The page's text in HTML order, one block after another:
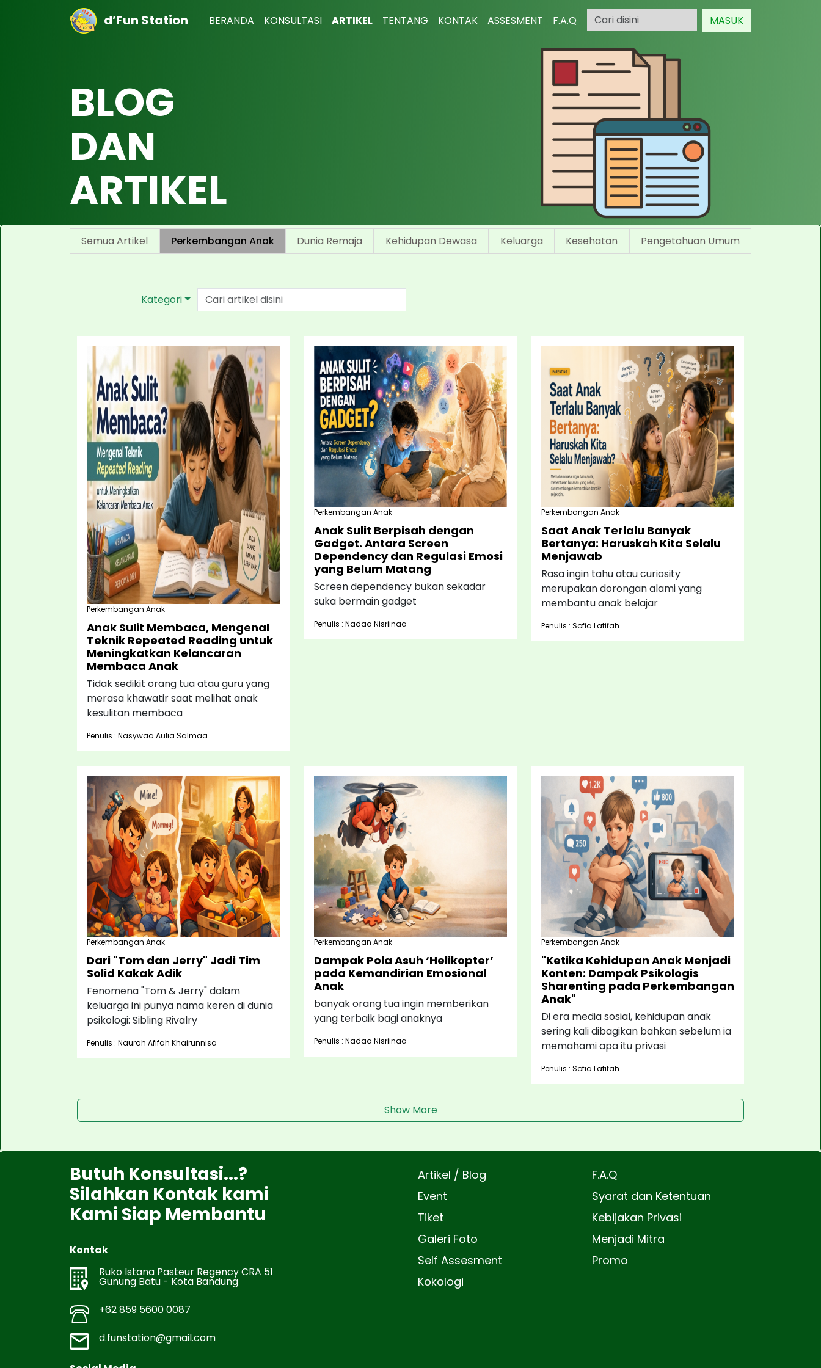
d’Fun Station BERANDA KONSULTASI ARTIKEL TENTANG KONTAK ASSESMENT F.A.Q MASUK
BLOG
DAN
ARTIKEL
Semua Artikel Perkembangan Anak Dunia Remaja Kehidupan Dewasa Keluarga Kesehatan Pengetahuan Umum
Kategori
Perkembangan Anak
Anak Sulit Membaca, Mengenal
Teknik Repeated Reading untuk
Meningkatkan Kelancaran
Membaca Anak
Tidak sedikit orang tua atau guru yang
merasa khawatir saat melihat anak
kesulitan membaca
Penulis : Nasywaa Aulia Salmaa
Perkembangan Anak
Anak Sulit Berpisah dengan
Gadget. Antara Screen
Dependency dan Regulasi Emosi
yang Belum Matang
Screen dependency bukan sekadar
suka bermain gadget
Penulis : Nadaa Nisriinaa
Perkembangan Anak
Saat Anak Terlalu Banyak
Bertanya: Haruskah Kita Selalu
Menjawab
Rasa ingin tahu atau curiosity
merupakan dorongan alami yang
membantu anak belajar
Penulis : Sofia Latifah
Perkembangan Anak
Dari "Tom dan Jerry" Jadi Tim
Solid Kakak Adik
Fenomena "Tom & Jerry" dalam
keluarga ini punya nama keren di dunia
psikologi: Sibling Rivalry
Penulis : Naurah Afifah Khairunnisa
Perkembangan Anak
Dampak Pola Asuh ‘Helikopter’
pada Kemandirian Emosional
Anak
banyak orang tua ingin memberikan
yang terbaik bagi anaknya
Penulis : Nadaa Nisriinaa
Perkembangan Anak
"Ketika Kehidupan Anak Menjadi
Konten: Dampak Psikologis
Sharenting pada Perkembangan
Anak"
Di era media sosial, kehidupan anak
sering kali dibagikan bahkan sebelum ia
memahami apa itu privasi
Penulis : Sofia Latifah
Show More
Butuh Konsultasi...?
Silahkan Kontak kami
Kami Siap Membantu
Kontak
Ruko Istana Pasteur Regency CRA 51
Gunung Batu - Kota Bandung
+62 859 5600 0087
d.funstation@gmail.com
Artikel / Blog
Event
Tiket
Galeri Foto
Self Assesment
Kokologi
F.A.Q
Syarat dan Ketentuan
Kebijakan Privasi
Menjadi Mitra
Promo